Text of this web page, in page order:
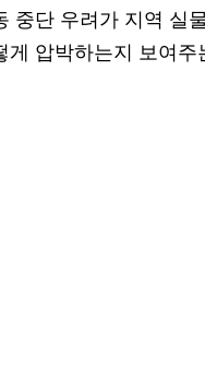
중단 우려가 지역 실
게 압박하는지 보여주